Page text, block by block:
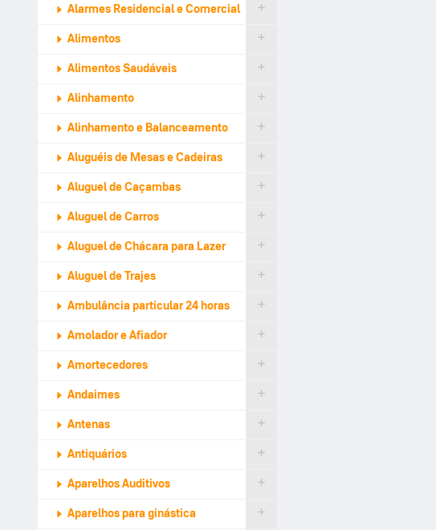
Alarmes Residencial e Comercial
Alimentos
Alimentos Saudáveis
Alinhamento
Alinhamento e Balanceamento
Aluguéis de Mesas e Cadeiras
Aluguel de Caçambas
Aluguel de Carros
Aluguel de Chácara para Lazer
Aluguel de Trajes
Ambulância particular 24 horas
Amolador e Afiador
Amortecedores
Andaimes
Antenas
Antiquários
Aparelhos Auditivos
Aparelhos para ginástica